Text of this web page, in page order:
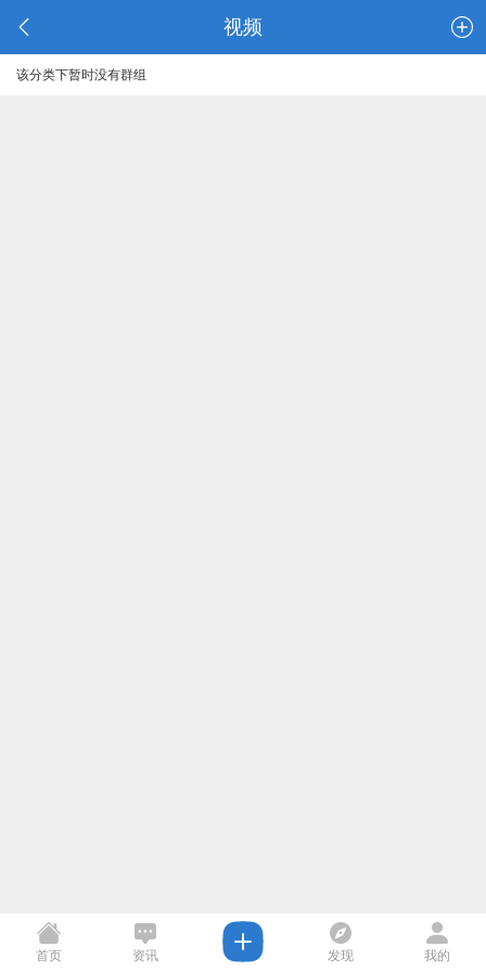
视频
该分类下暂时没有群组
首页 资讯 发现 我的